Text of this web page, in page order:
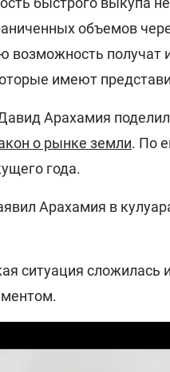
объемов
возможность получат
имеют
Арахамия
о рынке земли. По
года.
Арахамия в
ситуация сложилась